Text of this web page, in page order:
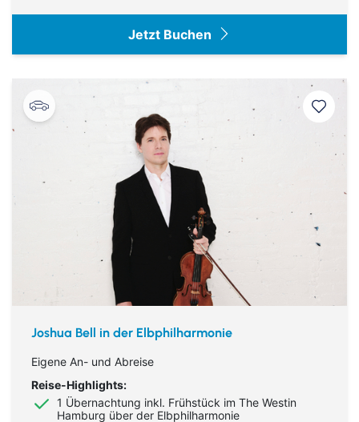
Reiseart
Bus
Eigenanreise
Flug
Deutschland
Europa
Jetzt Buchen
Joshua Bell in der Elbphilharmonie
Eigene An- und Abreise
Reise-Highlights:
1 Übernachtung inkl. Frühstück im The Westin
Hamburg über der Elbphilharmonie